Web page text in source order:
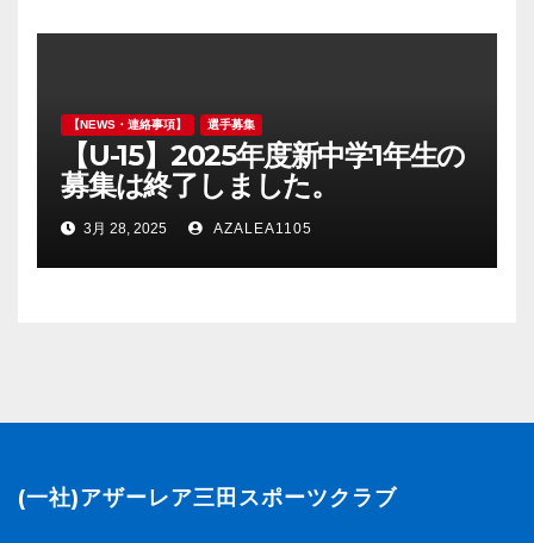
【NEWS・連絡事項】 選手募集
【U-15】2025年度新中学1年生の
募集は終了しました。
3月 28, 2025 AZALEA1105
(一社)アザーレア三田スポーツクラブ